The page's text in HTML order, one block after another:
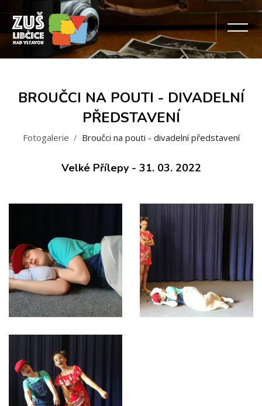
BROUČCI NA POUTI - DIVADELNÍ
PŘEDSTAVENÍ
Fotogalerie Broučci na pouti - divadelní představení
Velké Přílepy - 31. 03. 2022